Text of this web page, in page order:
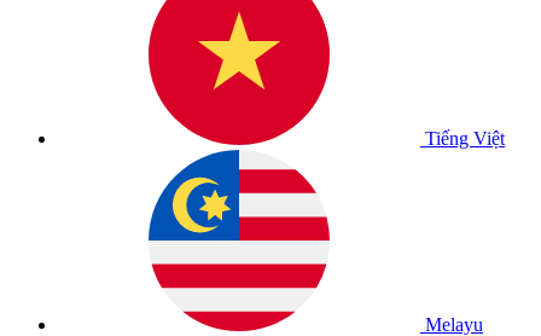
Tiếng Việt
Melayu